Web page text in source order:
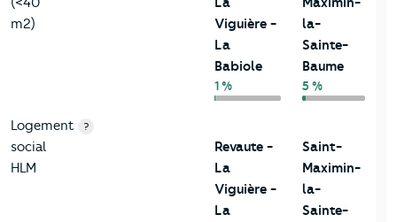
m2)
Viguière -
La
Babiole
1 %
la-
Sainte-
Baume
5 %
Logement
social
HLM
?
Revaute -
La
Viguière -
La
Saint-
Maximin-
la-
Sainte-